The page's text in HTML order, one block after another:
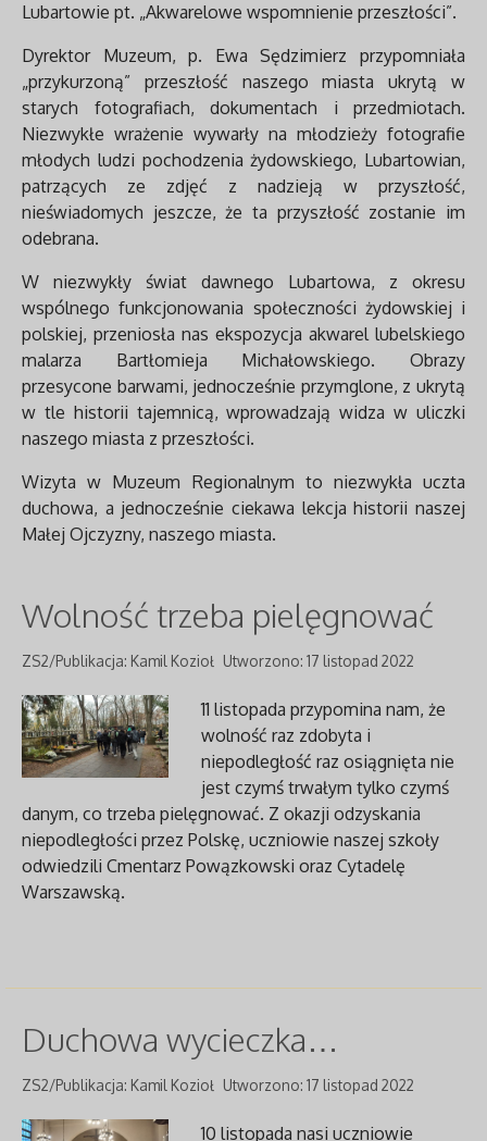
Lubartowie pt. „Akwarelowe wspomnienie przeszłości”.
Dyrektor Muzeum, p. Ewa Sędzimierz przypomniała
„przykurzoną” przeszłość naszego miasta ukrytą w
starych fotografiach, dokumentach i przedmiotach.
Niezwykłe wrażenie wywarły na młodzieży fotografie
młodych ludzi pochodzenia żydowskiego, Lubartowian,
patrzących ze zdjęć z nadzieją w przyszłość,
nieświadomych jeszcze, że ta przyszłość zostanie im
odebrana.
W niezwykły świat dawnego Lubartowa, z okresu
wspólnego funkcjonowania społeczności żydowskiej i
polskiej, przeniosła nas ekspozycja akwarel lubelskiego
malarza Bartłomieja Michałowskiego. Obrazy
przesycone barwami, jednocześnie przymglone, z ukrytą
w tle historii tajemnicą, wprowadzają widza w uliczki
naszego miasta z przeszłości.
Wizyta w Muzeum Regionalnym to niezwykła uczta
duchowa, a jednocześnie ciekawa lekcja historii naszej
Małej Ojczyzny, naszego miasta.
Wolność trzeba pielęgnować
ZS2/Publikacja: Kamil Kozioł Utworzono: 17 listopad 2022
11 listopada przypomina nam, że
wolność raz zdobyta i
niepodległość raz osiągnięta nie
jest czymś trwałym tylko czymś
danym, co trzeba pielęgnować. Z okazji odzyskania
niepodległości przez Polskę, uczniowie naszej szkoły
odwiedzili Cmentarz Powązkowski oraz Cytadelę
Warszawską.
Duchowa wycieczka…
ZS2/Publikacja: Kamil Kozioł Utworzono: 17 listopad 2022
10 listopada nasi uczniowie